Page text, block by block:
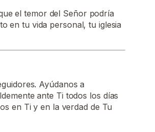
el temor del Señor podría
en tu vida personal, tu iglesia
Ayúdanos a
ante Ti todos los días
en Ti y en la verdad de Tu